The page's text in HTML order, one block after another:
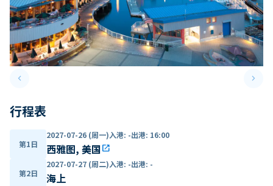
keyboard_arrow_leftPrevious slide keyboard_arrow_right
行程表
第1日
2027-07-26 (周一)入港: -出港: 16:00
西雅图, 美国open_in_new
第2日
2027-07-27 (周二)入港: -出港: -
海上